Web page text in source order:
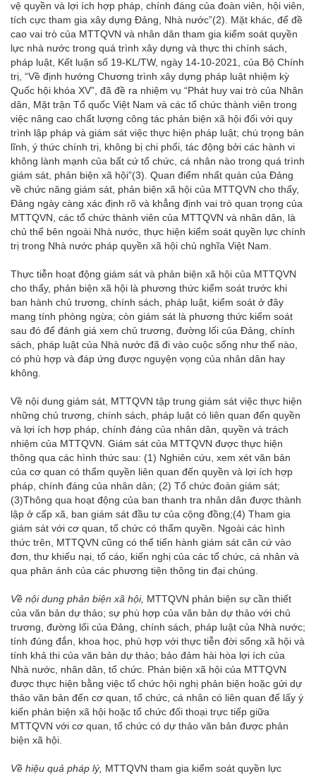
vệ quyền và lợi ích hợp pháp, chính đáng của đoàn viên, hội viên,
tích cực tham gia xây dựng Đảng, Nhà nước”(2). Mặt khác, để đề
cao vai trò của MTTQVN và nhân dân tham gia kiểm soát quyền
lực nhà nước trong quá trình xây dựng và thực thi chính sách,
pháp luật, Kết luận số 19-KL/TW, ngày 14-10-2021, của Bộ Chính
trị, “Về định hướng Chương trình xây dựng pháp luật nhiệm kỳ
Quốc hội khóa XV”, đã đề ra nhiệm vụ “Phát huy vai trò của Nhân
dân, Mặt trận Tổ quốc Việt Nam và các tổ chức thành viên trong
việc nâng cao chất lượng công tác phản biện xã hội đối với quy
trình lập pháp và giám sát việc thực hiện pháp luật; chú trọng bản
lĩnh, ý thức chính trị, không bị chi phối, tác động bởi các hành vi
không lành mạnh của bất cứ tổ chức, cá nhân nào trong quá trình
giám sát, phản biện xã hội”(3). Quan điểm nhất quán của Đảng
về chức năng giám sát, phản biện xã hội của MTTQVN cho thấy,
Đảng ngày càng xác định rõ và khẳng định vai trò quan trọng của
MTTQVN, các tổ chức thành viên của MTTQVN và nhân dân, là
chủ thể bên ngoài Nhà nước, thực hiện kiểm soát quyền lực chính
trị trong Nhà nước pháp quyền xã hội chủ nghĩa Việt Nam.
Thực tiễn hoạt động giám sát và phản biện xã hội của MTTQVN
cho thấy, phản biện xã hội là phương thức kiểm soát trước khi
ban hành chủ trương, chính sách, pháp luật, kiểm soát ở đây
mang tính phòng ngừa; còn giám sát là phương thức kiểm soát
sau đó để đánh giá xem chủ trương, đường lối của Đảng, chính
sách, pháp luật của Nhà nước đã đi vào cuộc sống như thế nào,
có phù hợp và đáp ứng được nguyện vọng của nhân dân hay
không.
Về nội dung giám sát, MTTQVN tập trung giám sát việc thực hiện
những chủ trương, chính sách, pháp luật có liên quan đến quyền
và lợi ích hợp pháp, chính đáng của nhân dân, quyền và trách
nhiệm của MTTQVN. Giám sát của MTTQVN được thực hiện
thông qua các hình thức sau: (1) Nghiên cứu, xem xét văn bản
của cơ quan có thẩm quyền liên quan đến quyền và lợi ích hợp
pháp, chính đáng của nhân dân; (2) Tổ chức đoàn giám sát;
(3)Thông qua hoạt động của ban thanh tra nhân dân được thành
lập ở cấp xã, ban giám sát đầu tư của cộng đồng;(4) Tham gia
giám sát với cơ quan, tổ chức có thẩm quyền. Ngoài các hình
thức trên, MTTQVN cũng có thể tiến hành giám sát căn cứ vào
đơn, thư khiếu nại, tố cáo, kiến nghị của các tổ chức, cá nhân và
qua phản ánh của các phương tiện thông tin đại chúng.
Về nội dung phản biện xã hội, MTTQVN phản biện sự cần thiết
của văn bản dự thảo; sự phù hợp của văn bản dự thảo với chủ
trương, đường lối của Đảng, chính sách, pháp luật của Nhà nước;
tính đúng đắn, khoa học, phù hợp với thực tiễn đời sống xã hội và
tính khả thi của văn bản dự thảo; bảo đảm hài hòa lợi ích của
Nhà nước, nhân dân, tổ chức. Phản biện xã hội của MTTQVN
được thực hiện bằng việc tổ chức hội nghị phản biện hoặc gửi dự
thảo văn bản đến cơ quan, tổ chức, cá nhân có liên quan để lấy ý
kiến phản biện xã hội hoặc tổ chức đối thoại trực tiếp giữa
MTTQVN với cơ quan, tổ chức có dự thảo văn bản được phản
biện xã hội.
Về hiệu quả pháp lý, MTTQVN tham gia kiểm soát quyền lực